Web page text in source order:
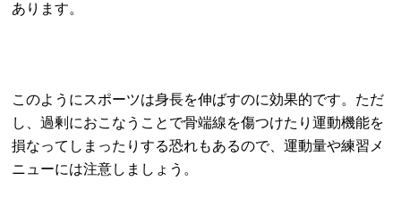
あります。
このようにスポーツは身長を伸ばすのに効果的です。ただ
し、過剰におこなうことで骨端線を傷つけたり運動機能を
損なってしまったりする恐れもあるので、運動量や練習メ
ニューには注意しましょう。